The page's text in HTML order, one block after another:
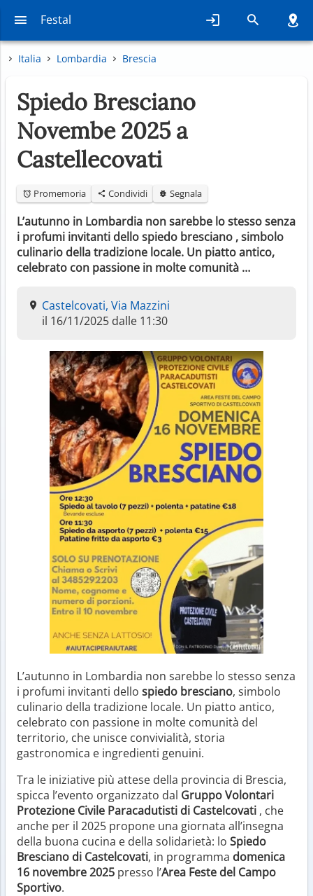
Festal
Italia Lombardia Brescia
Spiedo Bresciano
Novembe 2025 a
Castellecovati
Promemoria Condividi Segnala
L’autunno in Lombardia non sarebbe lo stesso senza
i profumi invitanti dello spiedo bresciano , simbolo
culinario della tradizione locale. Un piatto antico,
celebrato con passione in molte comunità …
Castelcovati, Via Mazzini
il 16/11/2025 dalle 11:30
L’autunno in Lombardia non sarebbe lo stesso senza
i profumi invitanti dello spiedo bresciano, simbolo
culinario della tradizione locale. Un piatto antico,
celebrato con passione in molte comunità del
territorio, che unisce convivialità, storia
gastronomica e ingredienti genuini.
Tra le iniziative più attese della provincia di Brescia,
spicca l’evento organizzato dal Gruppo Volontari
Protezione Civile Paracadutisti di Castelcovati , che
anche per il 2025 propone una giornata all’insegna
della buona cucina e della solidarietà: lo Spiedo
Bresciano di Castelcovati, in programma domenica
16 novembre 2025 presso l’Area Feste del Campo
Sportivo.